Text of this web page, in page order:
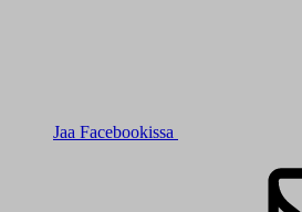
Jaa Facebookissa